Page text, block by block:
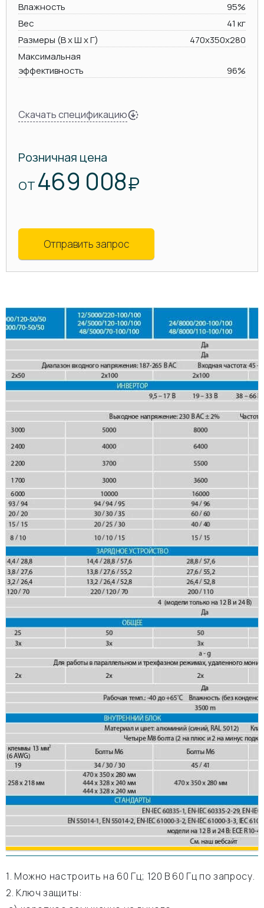
Влажность
95%
Вес
41 кг
Размеры (В х Ш х Г)
470x350x280
Максимальная
эффективность
96%
Скачать спецификацию
Розничная цена
ОТ 469 008₽
Отправить запрос
1. Можно настроить на 60 Гц; 120 В 60 Гц по запросу.
2. Ключ защиты: